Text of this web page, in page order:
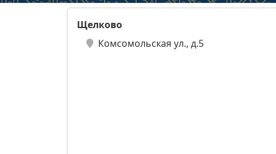
Щелково
Комсомольская ул., д.5